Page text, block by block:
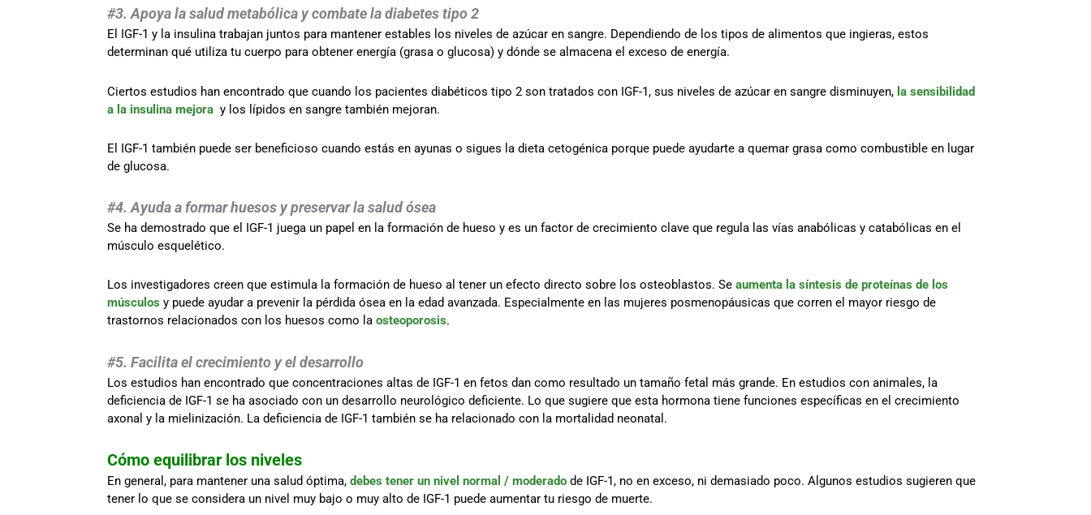
#3. Apoya la salud metabólica y combate la diabetes tipo 2
El IGF-1 y la insulina trabajan juntos para mantener estables los niveles de azúcar en sangre. Dependiendo de los tipos de alimentos que ingieras, estos
determinan qué utiliza tu cuerpo para obtener energía (grasa o glucosa) y dónde se almacena el exceso de energía.
Ciertos estudios han encontrado que cuando los pacientes diabéticos tipo 2 son tratados con IGF-1, sus niveles de azúcar en sangre disminuyen, la sensibilidad
a la insulina mejora y los lípidos en sangre también mejoran.
El IGF-1 también puede ser beneficioso cuando estás en ayunas o sigues la dieta cetogénica porque puede ayudarte a quemar grasa como combustible en lugar
de glucosa.
#4. Ayuda a formar huesos y preservar la salud ósea
Se ha demostrado que el IGF-1 juega un papel en la formación de hueso y es un factor de crecimiento clave que regula las vías anabólicas y catabólicas en el
músculo esquelético.
Los investigadores creen que estimula la formación de hueso al tener un efecto directo sobre los osteoblastos. Se aumenta la síntesis de proteínas de los
músculos y puede ayudar a prevenir la pérdida ósea en la edad avanzada. Especialmente en las mujeres posmenopáusicas que corren el mayor riesgo de
trastornos relacionados con los huesos como la osteoporosis.
#5. Facilita el crecimiento y el desarrollo
Los estudios han encontrado que concentraciones altas de IGF-1 en fetos dan como resultado un tamaño fetal más grande. En estudios con animales, la
deficiencia de IGF-1 se ha asociado con un desarrollo neurológico deficiente. Lo que sugiere que esta hormona tiene funciones específicas en el crecimiento
axonal y la mielinización. La deficiencia de IGF-1 también se ha relacionado con la mortalidad neonatal.
Cómo equilibrar los niveles
En general, para mantener una salud óptima, debes tener un nivel normal / moderado de IGF-1, no en exceso, ni demasiado poco. Algunos estudios sugieren que
tener lo que se considera un nivel muy bajo o muy alto de IGF-1 puede aumentar tu riesgo de muerte.